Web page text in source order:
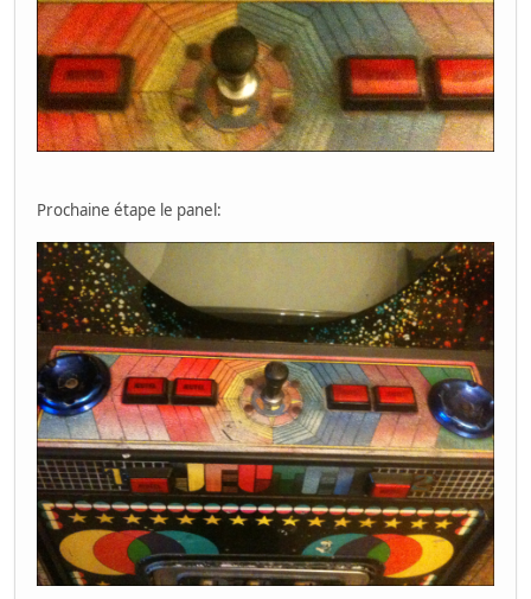
Prochaine étape le panel: